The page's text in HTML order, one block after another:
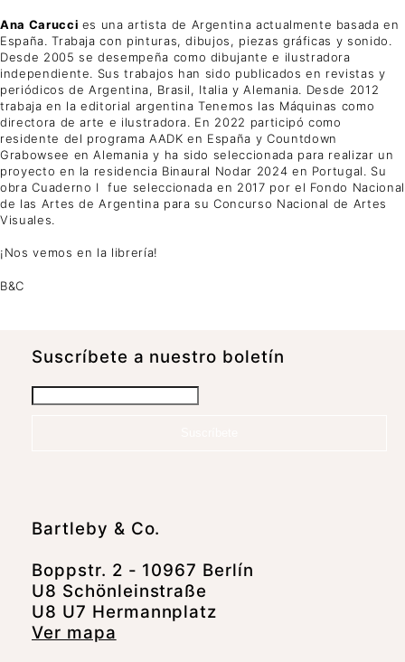
Ana Carucci es una artista de Argentina actualmente basada en
España. Trabaja con pinturas, dibujos, piezas gráficas y sonido.
Desde 2005 se desempeña como dibujante e ilustradora
independiente. Sus trabajos han sido publicados en revistas y
periódicos de Argentina, Brasil, Italia y Alemania. Desde 2012
trabaja en la editorial argentina Tenemos las Máquinas como
directora de arte e ilustradora. En 2022 participó como
residente del programa AADK en España y Countdown
Grabowsee en Alemania y ha sido seleccionada para realizar un
proyecto en la residencia Binaural Nodar 2024 en Portugal. Su
obra Cuaderno I fue seleccionada en 2017 por el Fondo Nacional
de las Artes de Argentina para su Concurso Nacional de Artes
Visuales.
¡Nos vemos en la librería!
B&C
Suscrí­bete a nuestro boletín
Bartleby & Co.
Boppstr. 2 - 10967 Berlín
U8 Schönleinstraße
U8 U7 Hermannplatz
Ver mapa